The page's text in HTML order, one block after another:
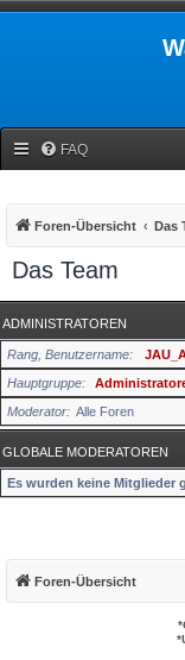
FAQ
Foren-Übersicht Das
Das Team
ADMINISTRATOREN
Rang, Benutzername
Hauptgruppe
Moderator
Alle Foren
GLOBALE MODERATOREN
Es wurden keine Mitglieder
Foren-Übersicht
*
*